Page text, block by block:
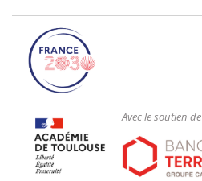
Avec le soutien de